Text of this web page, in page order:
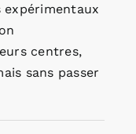
centres,
sans passer